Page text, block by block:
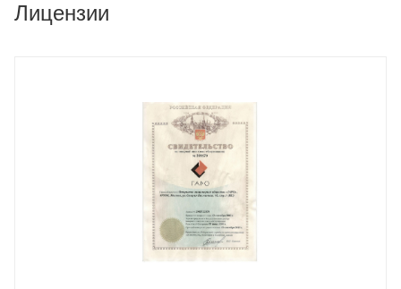
Лицензии